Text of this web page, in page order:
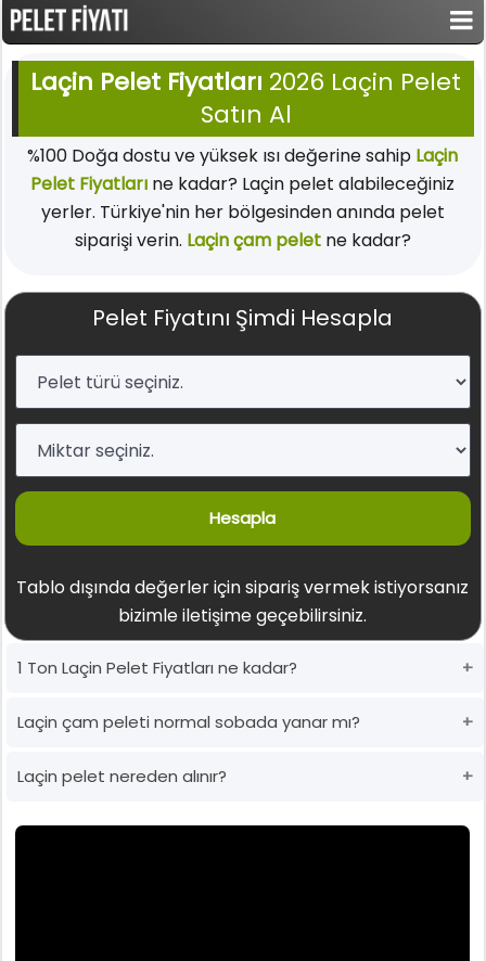
Laçin Pelet Fiyatları 2026 Laçin Pelet
Satın Al
%100 Doğa dostu ve yüksek ısı değerine sahip Laçin
Pelet Fiyatları ne kadar? Laçin pelet alabileceğiniz
yerler. Türkiye'nin her bölgesinden anında pelet
siparişi verin. Laçin çam peletne kadar?
Pelet Fiyatını Şimdi Hesapla
Hesapla
Tablo dışında değerler için sipariş vermek istiyorsanız
bizimle iletişime geçebilirsiniz.
1 Ton Laçin Pelet Fiyatları ne kadar?
Laçin çam peleti normal sobada yanar mı?
Laçin pelet nereden alınır?